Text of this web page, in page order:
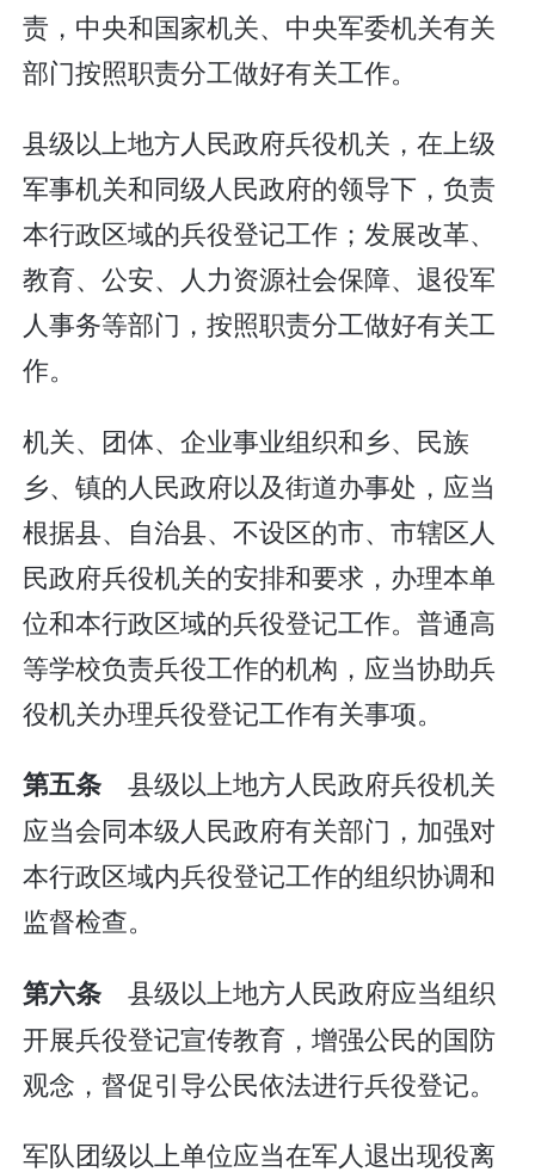
责，中央和国家机关、中央军委机关有关
部门按照职责分工做好有关工作。
县级以上地方人民政府兵役机关，在上级
军事机关和同级人民政府的领导下，负责
本行政区域的兵役登记工作；发展改革、
教育、公安、人力资源社会保障、退役军
人事务等部门，按照职责分工做好有关工
作。
机关、团体、企业事业组织和乡、民族
乡、镇的人民政府以及街道办事处，应当
根据县、自治县、不设区的市、市辖区人
民政府兵役机关的安排和要求，办理本单
位和本行政区域的兵役登记工作。普通高
等学校负责兵役工作的机构，应当协助兵
役机关办理兵役登记工作有关事项。
第五条县级以上地方人民政府兵役机关
应当会同本级人民政府有关部门，加强对
本行政区域内兵役登记工作的组织协调和
监督检查。
第六条县级以上地方人民政府应当组织
开展兵役登记宣传教育，增强公民的国防
观念，督促引导公民依法进行兵役登记。
军队团级以上单位应当在军人退出现役离